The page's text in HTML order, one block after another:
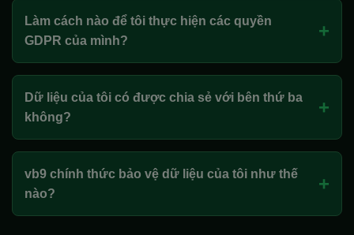
Làm cách nào để tôi thực hiện các quyền
GDPR của mình?
+
Dữ liệu của tôi có được chia sẻ với bên thứ ba
không?
+
vb9 chính thức bảo vệ dữ liệu của tôi như thế
nào?
+